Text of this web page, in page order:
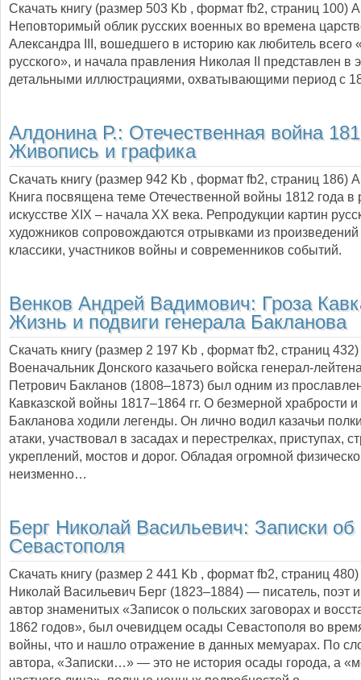
Скачать книгу (размер 503 Kb , формат fb2, страниц 100)
Неповторимый облик русских военных во времена
Александра III, вошедшего в историю как любитель всего
русского», и начала правления Николая II представлен в
детальными иллюстрациями, охватывающими период с
Алдонина Р.: Отечественная война
Живопись и графика
Скачать книгу (размер 942 Kb , формат fb2, страниц 186)
Книга посвящена теме Отечественной войны 1812 года в
искусстве XIX – начала XX века. Репродукции картин
художников сопровождаются отрывками из произведений
классики, участников войны и современников событий.
Венков Андрей Вадимович: Гроза
Жизнь и подвиги генерала Бакланова
Скачать книгу (размер 2 197 Kb , формат fb2, страниц 432
Военачальник Донского казачьего войска генерал-
Петрович Бакланов (1808–1873) был одним из
Кавказской войны 1817–1864 гг. О безмерной храбрости и
Бакланова ходили легенды. Он лично водил казачьи
атаки, участвовал в засадах и перестрелках, приступах,
укреплений, мостов и дорог. Обладая огромной
неизменно…
Берг Николай Васильевич: Записки об
Севастополя
Скачать книгу (размер 2 441 Kb , формат fb2, страниц 480
Николай Васильевич Берг (1823–1884) — писатель, поэт
автор знаменитых «Записок о польских заговорах и
1862 годов», был очевидцем осады Севастополя во
войны, что и нашло отражение в данных мемуарах. По
автора, «Записки…» — это не история осады города, а